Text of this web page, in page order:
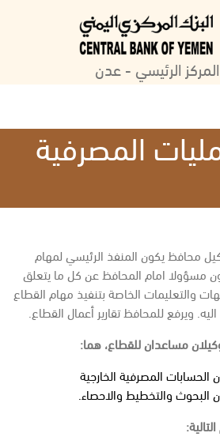
المركز الرئيسي - عدن
المصرفية
محافظ يكون المنفذ الرئيسي لمهام
مسؤولا امام المحافظ عن كل ما يتعلق
والتعليمات الخاصة بتنفيذ مهام القطاع
ويرفع للمحافظ تقارير أعمال القطاع.
مساعدان للقطاع، هما:
المصرفية الخارجية
والتخطيط والاحصاء.